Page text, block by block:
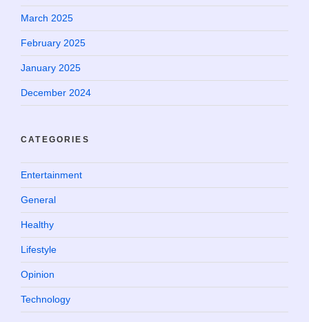
March 2025
February 2025
January 2025
December 2024
CATEGORIES
Entertainment
General
Healthy
Lifestyle
Opinion
Technology